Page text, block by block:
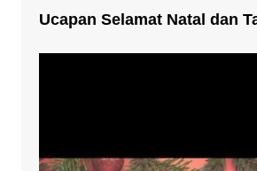
Ucapan Selamat Natal dan